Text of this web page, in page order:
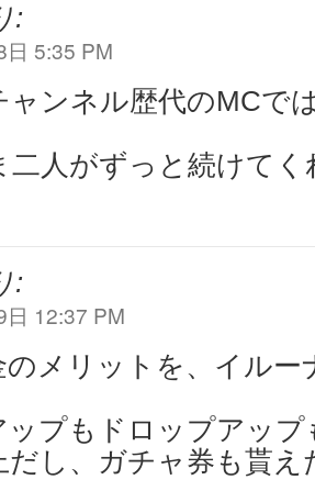
:
5:35 PM
ャンネル歴代のMCで
二人がずっと続けて
:
12:37 PM
のメリットを、イル
ップもドロップアッ
だし、ガチャ券も貰え